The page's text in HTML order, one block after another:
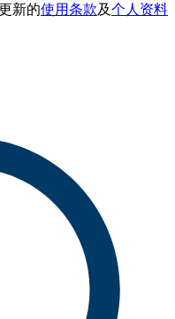
新的使用条款及个人资料